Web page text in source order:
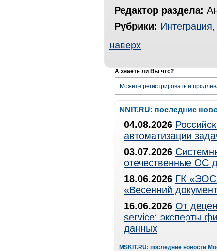
Редактор раздела:
Рубрики: Интеграция
наверх
А знаете ли Вы что?
Можете регистрировать и
NNIT.RU: последние
04.08.2026
автоматизации
03.07.2026
отечественные ОС
18.06.2026 ГК
«Весенний
16.06.2026 От
service: эксперты
данных
MSKIT.RU: последние новости